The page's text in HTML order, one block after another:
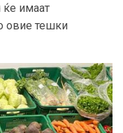
ќе имаат
овие тешки